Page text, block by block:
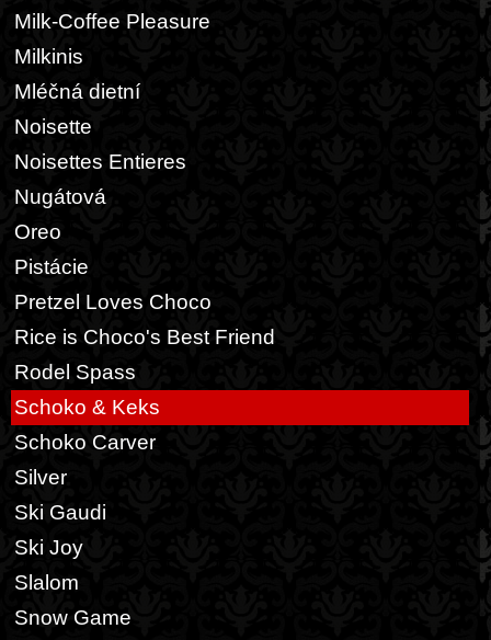
Milk-Coffee Pleasure
Milkinis
Mléčná dietní
Noisette
Noisettes Entieres
Nugátová
Oreo
Pistácie
Pretzel Loves Choco
Rice is Choco's Best Friend
Rodel Spass
Schoko & Keks
Schoko Carver
Silver
Ski Gaudi
Ski Joy
Slalom
Snow Game